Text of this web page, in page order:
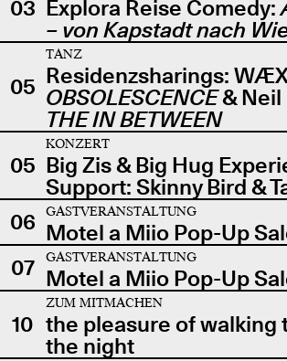
03 Explora Reise Comedy:
– von Kapstadt nach
05
TANZ
Residenzsharings:
OBSOLESCENCE& Neil
THE IN BETWEEN
05
KONZERT
Big Zis & Big Hug
Support: Skinny Bird &
06
GASTVERANSTALTUNG
Motel a Miio Pop-Up
07
GASTVERANSTALTUNG
Motel a Miio Pop-Up
10
ZUM MITMACHEN
the pleasure of walking
the night